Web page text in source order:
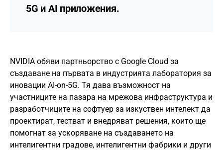
5G и AI приложения.
NVIDIA обяви партньорство с Google Cloud за
създаване на първата в индустрията лаборатория за
иновации AI-on-5G. Тя дава възможност на
участниците на пазара на мрежова инфраструктура и
разработчиците на софтуер за изкуствен интелект да
проектират, тестват и внедряват решения, които ще
помогнат за ускоряване на създаването на
интелигентни градове, интелигентни фабрики и други